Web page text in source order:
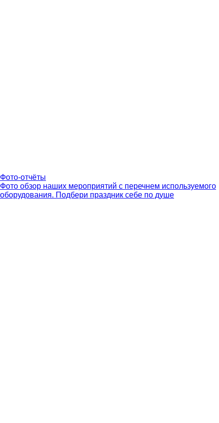
Фото-отчёты
Фото обзор наших мероприятий с перечнем используемого
оборудования. Подбери праздник себе по душе